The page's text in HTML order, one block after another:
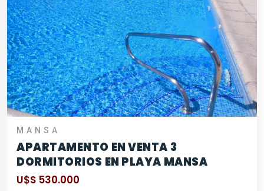
MANSA
APARTAMENTO EN VENTA 3
DORMITORIOS EN PLAYA MANSA
U$S 530.000